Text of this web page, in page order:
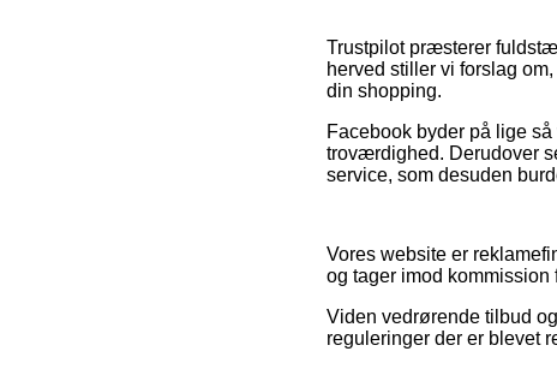
Trustpilot præsterer
herved stiller vi forslag
din shopping.
Facebook byder på lige
troværdighed. Derudover
service, som desuden
Vores website er
og tager imod kommission
Viden vedrørende tilbud
reguleringer der er blevet